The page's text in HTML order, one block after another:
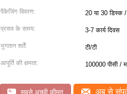
पैकेजिंग विवरण: 20 या 30 डिस्क /
प्रसव के समय: 3-7 कार्य दिवस
भुगतान शर्तें: टी/टी
आपूर्ति की क्षमता: 100000 पीसी /
सबसे अच्छी कीमत अब से